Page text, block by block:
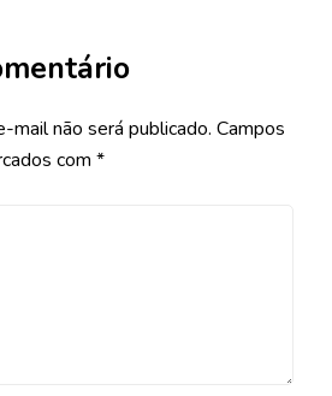
mail não será publicado. Campos
com *